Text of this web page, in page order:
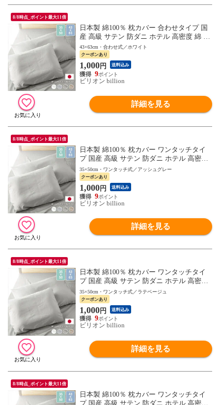
8/8時点_ポイント最大11倍
日本製 綿100％ 枕カバー 合わせタイプ 国
産 高級 サテン 防ダニ ホテル 高密度 綿 コ
ットン ピロケース 43×63cm 【ホワイト】
43×63cm・合わせ式／ホワイト
クーポンあり
1,000円 送料込み
9
ビリオン billion
詳細を見る
8/8時点_ポイント最大11倍
日本製 綿100％ 枕カバー ワンタッチタイ
プ 国産 高級 サテン 防ダニ ホテル 高密度
綿 コットン ピロケース 低反発枕 用 35×50
cm 用 【アッシュグレー】
35×50cm・ワンタッチ式／アッシュグレー
クーポンあり
1,000円 送料込み
9
ビリオン billion
詳細を見る
8/8時点_ポイント最大11倍
日本製 綿100％ 枕カバー ワンタッチタイ
プ 国産 高級 サテン 防ダニ ホテル 高密度
綿 コットン ピロケース 低反発枕 用 35×50
cm 用 【ラテベージュ】
35×50cm・ワンタッチ式／ラテベージュ
クーポンあり
1,000円 送料込み
9
ビリオン billion
詳細を見る
8/8時点_ポイント最大11倍
日本製 綿100％ 枕カバー ワンタッチタイ
プ 国産 高級 サテン 防ダニ ホテル 高密度